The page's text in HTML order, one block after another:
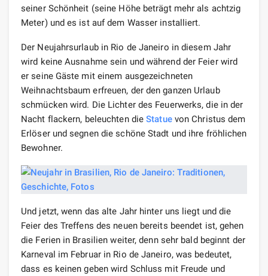
seiner Schönheit (seine Höhe beträgt mehr als achtzig
Meter) und es ist auf dem Wasser installiert.
Der Neujahrsurlaub in Rio de Janeiro in diesem Jahr
wird keine Ausnahme sein und während der Feier wird
er seine Gäste mit einem ausgezeichneten
Weihnachtsbaum erfreuen, der den ganzen Urlaub
schmücken wird. Die Lichter des Feuerwerks, die in der
Nacht flackern, beleuchten dieStatuevon Christus dem
Erlöser und segnen die schöne Stadt und ihre fröhlichen
Bewohner.
Und jetzt, wenn das alte Jahr hinter uns liegt und die
Feier des Treffens des neuen bereits beendet ist, gehen
die Ferien in Brasilien weiter, denn sehr bald beginnt der
Karneval im Februar in Rio de Janeiro, was bedeutet,
dass es keinen geben wird Schluss mit Freude und